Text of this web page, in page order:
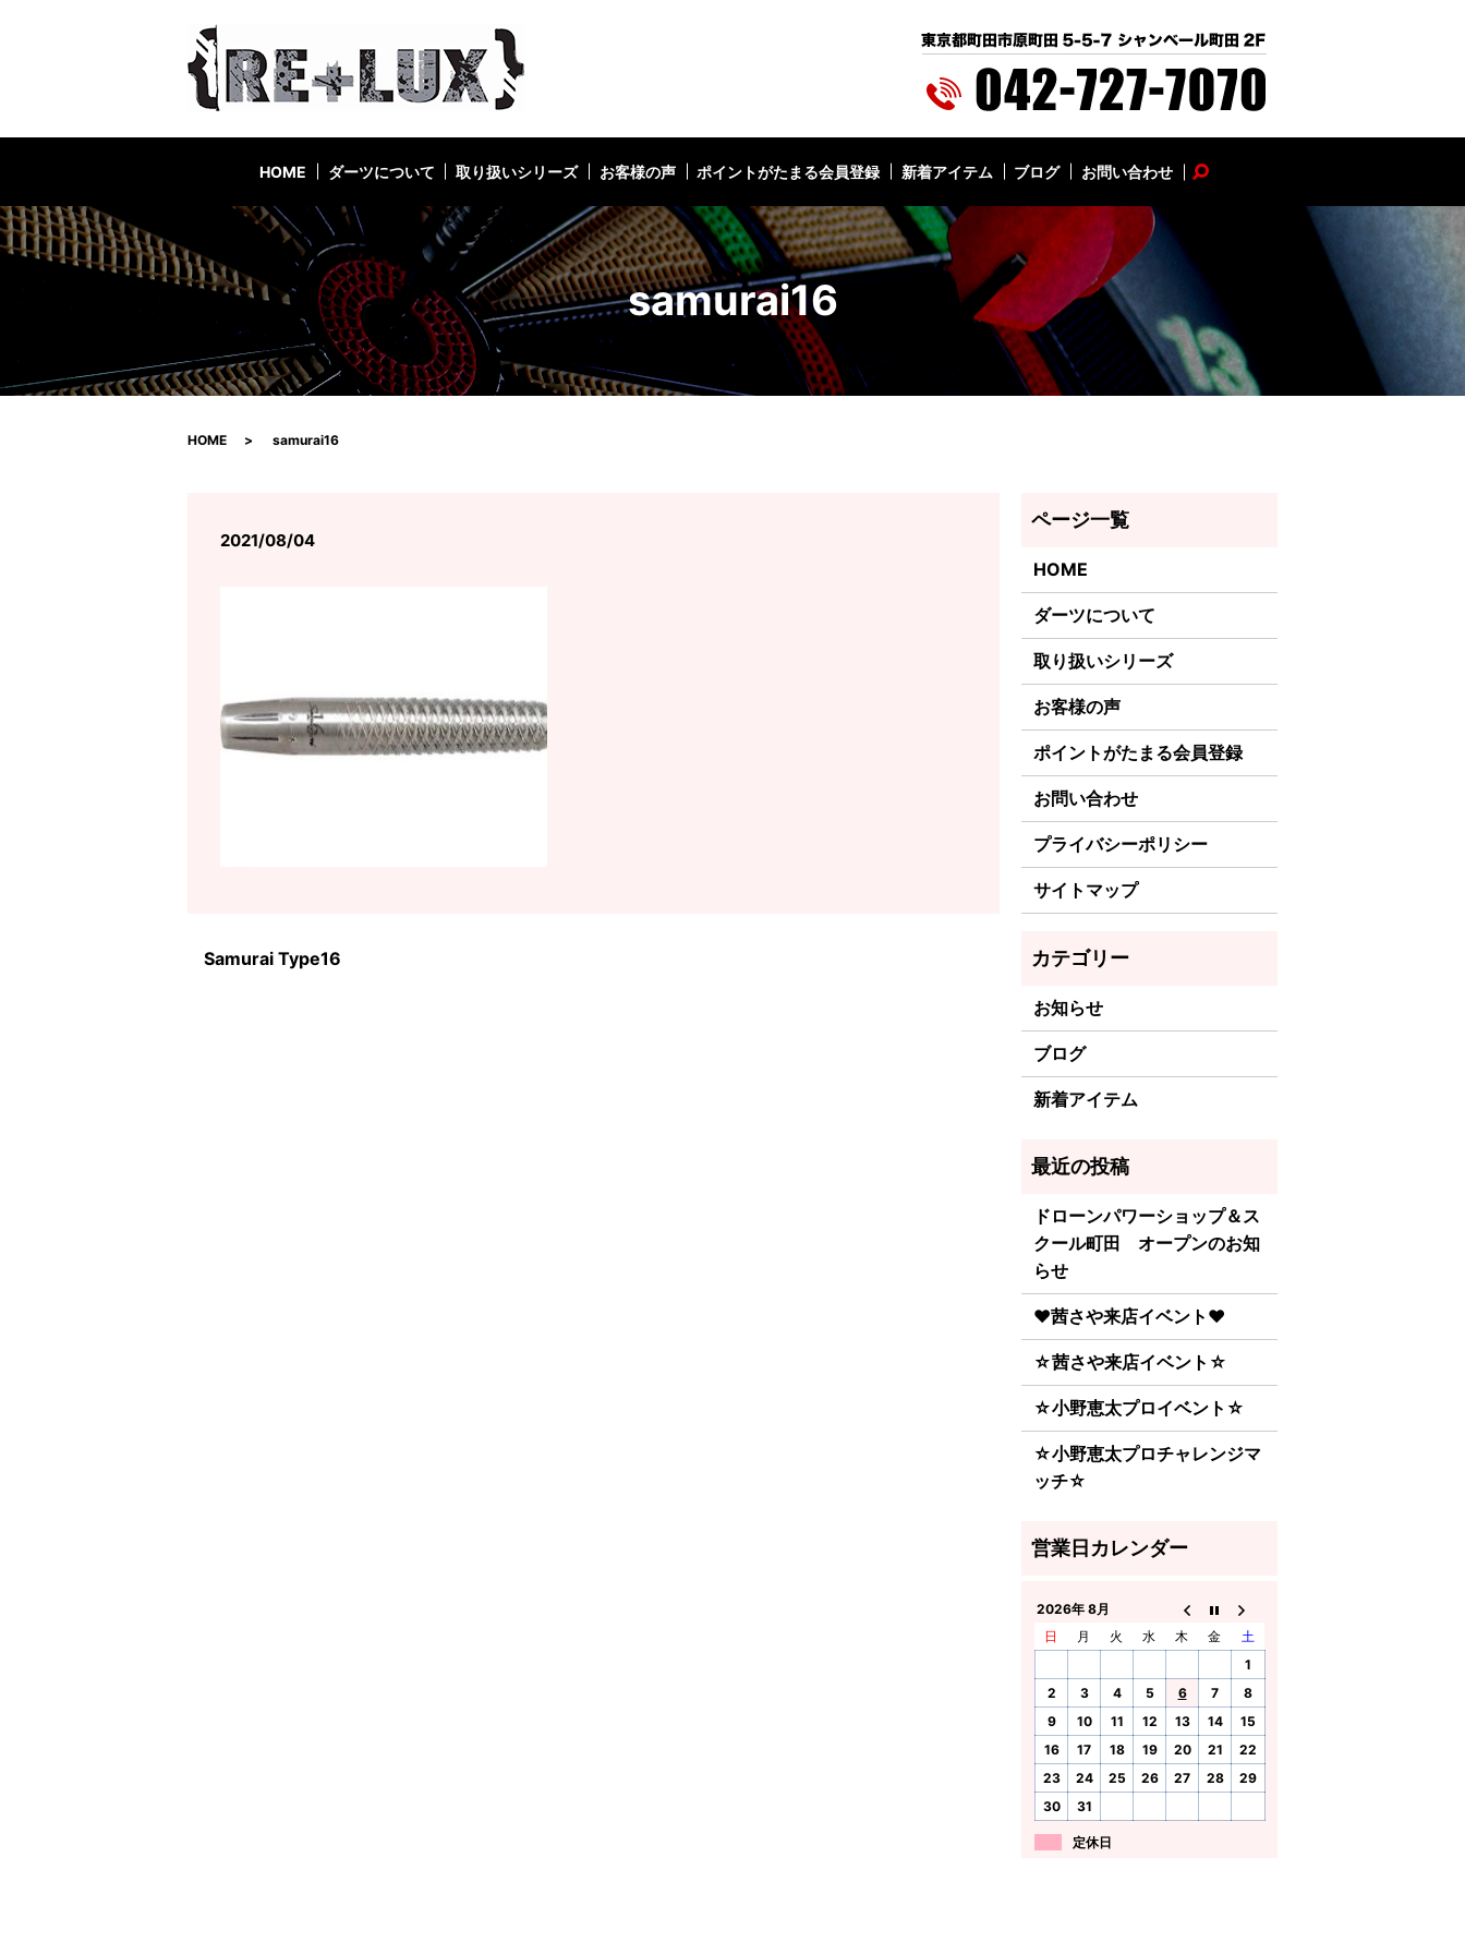
HOME ダーツについて 取り扱いシリーズ お客様の声 ポイントがたまる会員登録 新着アイテム ブログ お問い合わせ search
samurai16
HOME samurai16
2021/08/04
Samurai Type16
HOME
ダーツについて
取り扱いシリーズ
お客様の声
ポイントがたまる会員登録
お問い合わせ
プライバシーポリシー
サイトマップ
お知らせ
ブログ
新着アイテム
ドローンパワーショップ＆ス
クール町田 オープンのお知
らせ
♥茜さや来店イベント♥
☆茜さや来店イベント☆
☆小野恵太プロイベント☆
☆小野恵太プロチャレンジマ
ッチ☆
2026年 8月
日
月 火 水 木 金
土
1
2
3 4 5 6 7
8
9
10 11 12 13 14
15
16
17 18 19 20 21
22
23
24 25 26 27 28
29
30
31
定休日